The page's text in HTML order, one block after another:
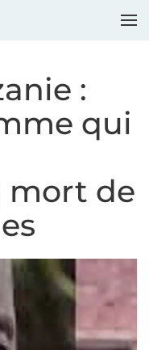
:
qui
mort de